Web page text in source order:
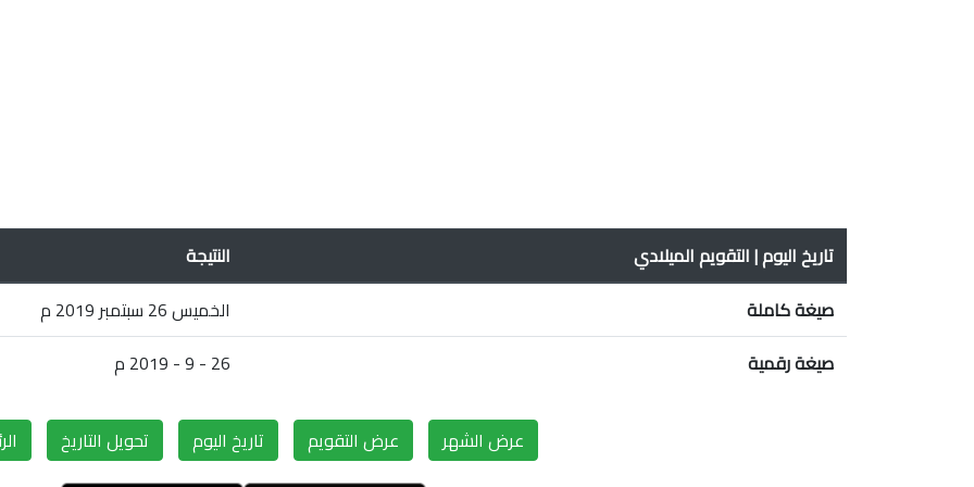
تاريخ اليوم | التقويم الميلادي
النتيجة
صيغة كاملة
الخميس 26 سبتمبر 2019 م
صيغة رقمية
26 - 9 - 2019 م
عرض الشهر عرض التقويم تاريخ اليوم تحويل التاريخ